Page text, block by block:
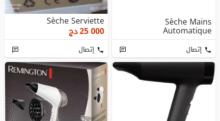
Sèche Mains
Automatique
إتصال
Sèche Serviette
25 000دج
إتصال